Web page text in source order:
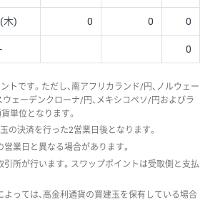
木) 0 0 0
- 0
トです。ただし、南アフリカランド/円、ノルウェー
ウェーデンクローナ/円、メキシコペソ/円およびラ
単位となります。
の決済を行った2営業日後となります。
業日と異なる場合があります。
所が行います。スワップポイントは受取側と支払
っては、高金利通貨の買建玉を保有している場合